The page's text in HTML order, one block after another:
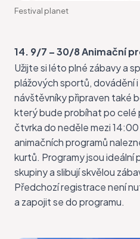
Festival planet
14. 9/7 – 30/8 Animační
Užijte si léto plné zábavy a
plážových sportů, dovádění
návštěvníky připraven také
který bude probíhat po
čtvrka do neděle mezi
animačních programů
kurtů. Programy jsou ideální
skupiny a slibují skvělou
Předchozí registrace není
a zapojit se do programu.